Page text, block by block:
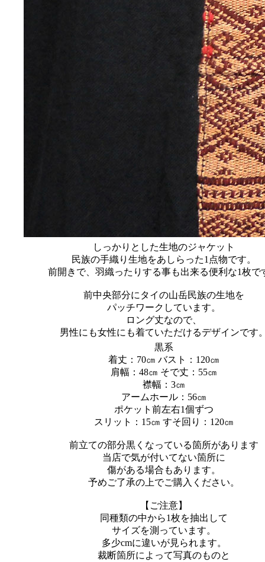
しっかりとした生地のジャケット
民族の手織り生地をあしらった1点物です。
前開きで、羽織ったりする事も出来る便利な1枚で
前中央部分にタイの山岳民族の生地を
パッチワークしています。
ロング丈なので、
男性にも女性にも着ていただけるデザインです
黒系
着丈：70㎝ バスト：120㎝
肩幅：48㎝ そで丈：55㎝
襟幅：3㎝
アームホール：56㎝
ポケット前左右1個ずつ
スリット：15㎝ すそ回り：120㎝
前立ての部分黒くなっている箇所があります
当店で気が付いてない箇所に
傷がある場合もあります。
予めご了承の上でご購入ください。
【ご注意】
同種類の中から1枚を抽出して
サイズを測っています。
多少cmに違いが見られます。
裁断箇所によって写真のものと